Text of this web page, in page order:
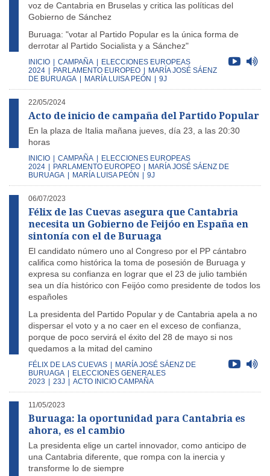
voz de Cantabria en Bruselas y critica las políticas del
Gobierno de Sánchez
Buruaga: "votar al Partido Popular es la única forma de
derrotar al Partido Socialista y a Sánchez"
INICIO CAMPAÑA
ELECCIONES EUROPEAS
2024
PARLAMENTO EUROPEO
MARÍA JOSÉ SÁENZ
DE BURUAGA
MARÍA LUISA PEÓN 9J
22/05/2024
Acto de inicio de campaña del Partido Popular
En la plaza de Italia mañana jueves, día 23, a las 20:30
horas
INICIO CAMPAÑA
ELECCIONES EUROPEAS
2024
PARLAMENTO EUROPEO
MARÍA JOSÉ SÁENZ DE
BURUAGA
MARÍA LUISA PEÓN 9J
06/07/2023
Félix de las Cuevas asegura que Cantabria
necesita un Gobierno de Feijóo en España en
sintonía con el de Buruaga
El candidato número uno al Congreso por el PP cántabro
califica como histórica la toma de posesión de Buruaga y
expresa su confianza en lograr que el 23 de julio también
sea un día histórico con Feijóo como presidente de todos los
españoles
La presidenta del Partido Popular y de Cantabria apela a no
dispersar el voto y a no caer en el exceso de confianza,
porque de poco servirá el éxito del 28 de mayo si nos
quedamos a la mitad del camino
FÉLIX DE LAS CUEVAS
MARÍA JOSÉ SÁENZ DE
BURUAGA
ELECCIONES GENERALES
2023
23J ACTO INICIO CAMPAÑA
11/05/2023
Buruaga: la oportunidad para Cantabria es
ahora, es el cambio
La presidenta elige un cartel innovador, como anticipo de
una Cantabria diferente, que rompa con la inercia y
transforme lo de siempre